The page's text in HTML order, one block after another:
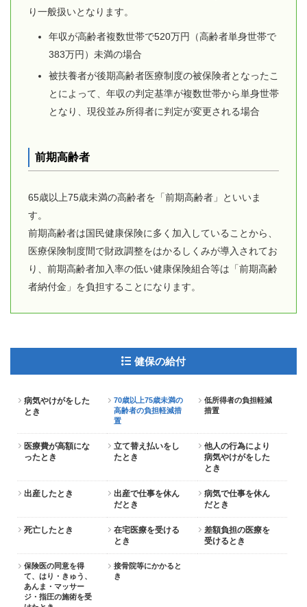
り一般扱いとなります。
年収が高齢者複数世帯で520万円（高齢者単身世帯で
383万円）未満の場合
被扶養者が後期高齢者医療制度の被保険者となったこ
とによって、年収の判定基準が複数世帯から単身世帯
となり、現役並み所得者に判定が変更される場合
前期高齢者
65歳以上75歳未満の高齢者を「前期高齢者」といいま
す。
前期高齢者は国民健康保険に多く加入していることから、
医療保険制度間で財政調整をはかるしくみが導入されてお
り、前期高齢者加入率の低い健康保険組合等は「前期高齢
者納付金」を負担することになります。
健保の給付
病気やけがをした
とき
70歳以上75歳未満の
高齢者の負担軽減措
置
低所得者の負担軽減
措置
医療費が高額にな
ったとき
立て替え払いをし
たとき
他人の行為により
病気やけがをした
とき
出産したとき
出産で仕事を休ん
だとき
病気で仕事を休ん
だとき
死亡したとき
在宅医療を受ける
とき
差額負担の医療を
受けるとき
保険医の同意を得
て、はり・きゅう、
あんま・マッサー
ジ・指圧の施術を受
接骨院等にかかると
き